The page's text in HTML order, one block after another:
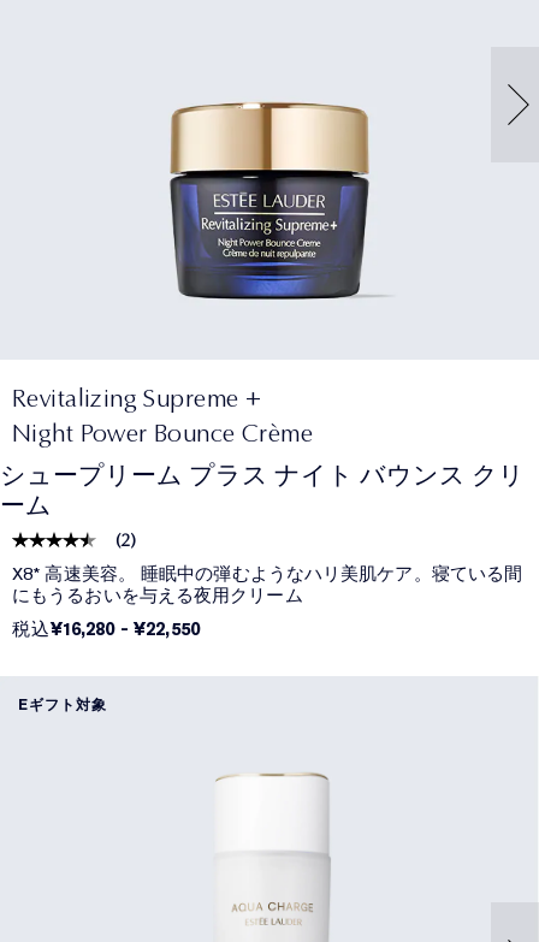
Revitalizing Supreme +
Night Power Bounce Crème
シュープリーム プラス ナイト バウンス クリ
ーム
(2)
X8* 高速美容。 睡眠中の弾むようなハリ美肌ケア。寝ている間
にもうるおいを与える夜用クリーム
税込¥16,280-¥22,550
Eギフト対象